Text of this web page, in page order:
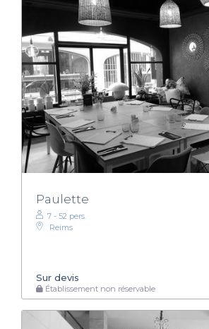
Paulette
7 - 52 pers.
Reims
Sur devis
Établissement non réservable